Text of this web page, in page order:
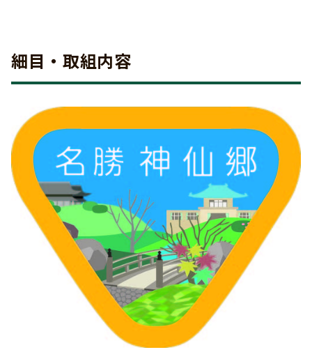
細目・取組内容